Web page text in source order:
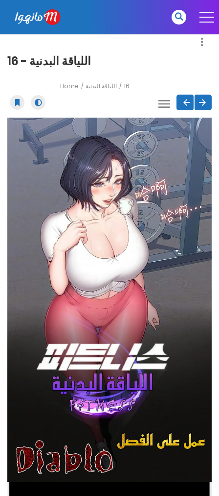
اللياقة البدنية - 16
Home اللياقة البدنية 16